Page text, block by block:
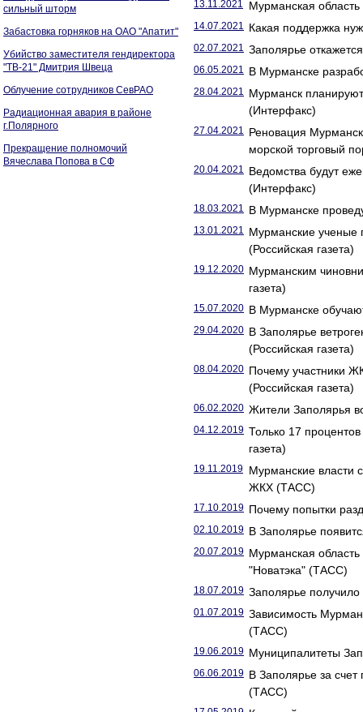
сильный шторм
Забастовка горняков на ОАО "Апатит"
Убийство заместителя гендиректора
"ТВ-21" Дмитрия Швеца
Облучение сотрудников СевРАО
Радиационная авария в районе
г.Полярного
Прекращение полномочий
Вячеслава Попова в СФ
13.11.2021 Мурманская
14.07.2021 Какая поддержка
02.07.2021 Заполярье
06.05.2021 В Мурманске
28.04.2021 Мурманск
(Интерфакс)
27.04.2021 Реновация
морской торговый
20.04.2021 Ведомства будут
(Интерфакс)
18.03.2021 В Мурманске
13.01.2021 Мурманские ученые
(Российская газета)
19.12.2020 Мурманским
газета)
15.07.2020 В Мурманске
29.04.2020 В Заполярье
(Российская газета)
08.04.2020 Почему участники
(Российская газета)
06.02.2020 Жители Заполярья
04.12.2019 Только 17
газета)
19.11.2019 Мурманские власти
ЖКХ (ТАСС)
17.10.2019 Почему попытки
02.10.2019 В Заполярье
20.07.2019 Мурманская область
"Новатэка" (ТАСС)
18.07.2019 Заполярье
01.07.2019 Зависимость
(ТАСС)
19.06.2019 Муниципалитеты
06.06.2019 В Заполярье за
(ТАСС)